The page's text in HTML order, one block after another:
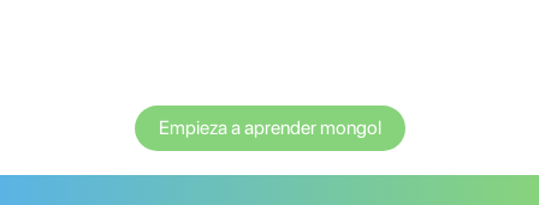
Empieza a aprender mongol